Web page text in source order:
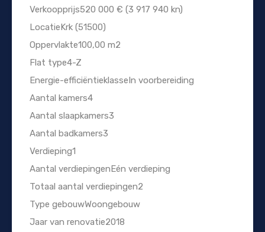
Verkoopprijs520 000 € (3 917 940 kn)
LocatieKrk (51500)
Oppervlakte100,00 m2
Flat type4-Z
Energie-efficiëntieklasseIn voorbereiding
Aantal kamers4
Aantal slaapkamers3
Aantal badkamers3
Verdieping1
Aantal verdiepingenEén verdieping
Totaal aantal verdiepingen2
Type gebouwWoongebouw
Jaar van renovatie2018